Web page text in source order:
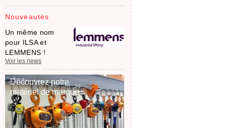
Nouveautés
Un même nom
pour ILSA et
LEMMENS !
Voir les news
Découvrez notre
matériel de marque